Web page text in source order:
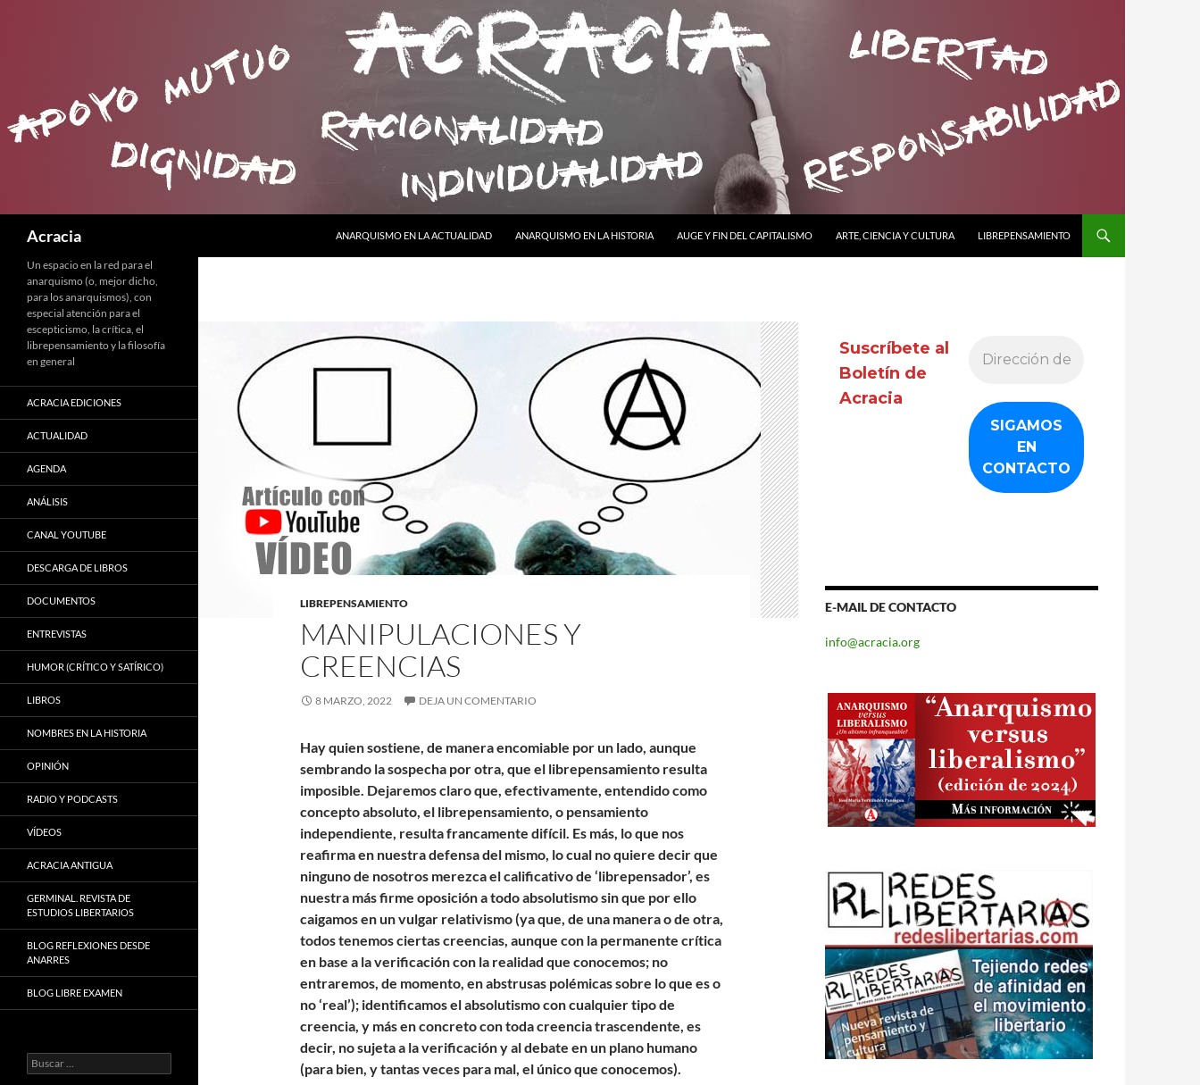
Acracia
ANARQUISMO EN LA ACTUALIDAD
ANARQUISMO EN LA HISTORIA AUGE Y FIN DEL CAPITALISMO ARTE, CIENCIA Y CULTURA LIBREPENSAMIENTO
LIBREPENSAMIENTO
MANIPULACIONES Y
CREENCIAS
8 MARZO, 2022 DEJA UN COMENTARIO
Hay quien sostiene, de manera encomiable por un lado, aunque
sembrando la sospecha por otra, que el librepensamiento resulta
imposible. Dejaremos claro que, efectivamente, entendido como
concepto absoluto, el librepensamiento, o pensamiento
independiente, resulta francamente difícil. Es más, lo que nos
reafirma en nuestra defensa del mismo, lo cual no quiere decir que
ninguno de nosotros merezca el calificativo de ‘librepensador’, es
nuestra más firme oposición a todo absolutismo sin que por ello
caigamos en un vulgar relativismo (ya que, de una manera o de otra,
todos tenemos ciertas creencias, aunque con la permanente crítica
en base a la verificación con la realidad que conocemos; no
entraremos, de momento, en abstrusas polémicas sobre lo que es o
no ‘real’); identificamos el absolutismo con cualquier tipo de
creencia, y más en concreto con toda creencia trascendente, es
decir, no sujeta a la verificación y al debate en un plano humano
(para bien, y tantas veces para mal, el único que conocemos).
Suscríbete al
Boletín de
Acracia
E-MAIL DE CONTACTO
info@acracia.org
Un espacio en la red para el
anarquismo (o, mejor dicho,
para los anarquismos), con
especial atención para el
escepticismo, la crítica, el
librepensamiento y la filosofía
en general
ACRACIA EDICIONES
ACTUALIDAD
AGENDA
ANÁLISIS
CANAL YOUTUBE
DESCARGA DE LIBROS
DOCUMENTOS
ENTREVISTAS
HUMOR (CRÍTICO Y SATÍRICO)
LIBROS
NOMBRES EN LA HISTORIA
OPINIÓN
RADIO Y PODCASTS
VÍDEOS
ACRACIA ANTIGUA
GERMINAL. REVISTA DE
ESTUDIOS LIBERTARIOS
BLOG REFLEXIONES DESDE
ANARRES
BLOG LIBRE EXAMEN
Buscar: